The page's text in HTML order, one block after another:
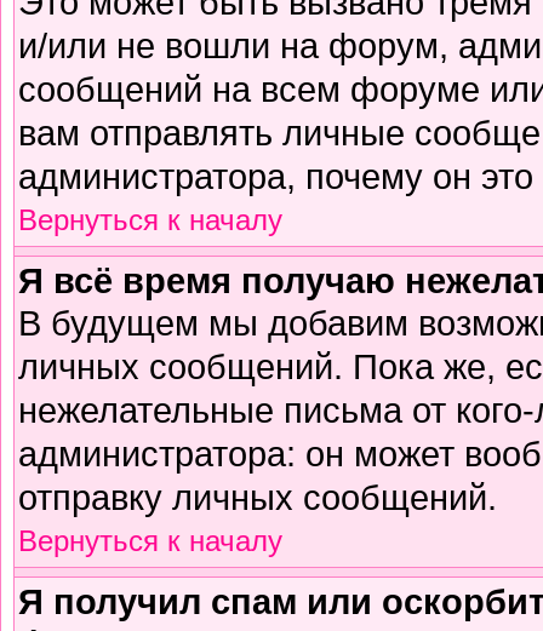
и/или не вошли на форум,
сообщений на всем форуме
вам отправлять личные
администратора, почему он
Вернуться к началу
Я всё время получаю
В будущем мы добавим
личных сообщений. Пока же,
нежелательные письма от
администратора: он может
отправку личных сообщений.
Вернуться к началу
Я получил спам или